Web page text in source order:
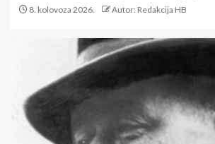
8. kolovoza 2026. Autor: Redakcija HB